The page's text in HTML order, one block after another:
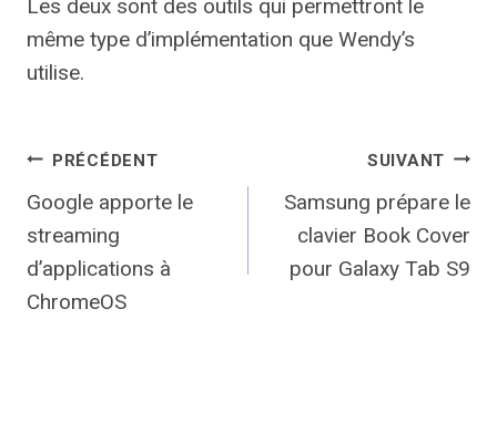
Les deux sont des outils qui permettront le
même type d’implémentation que Wendy’s
utilise.
Navigation
de
l’article
PRÉCÉDENT
Google apporte le
streaming
d’applications à
ChromeOS
SUIVANT
Samsung prépare le
clavier Book Cover
pour Galaxy Tab S9